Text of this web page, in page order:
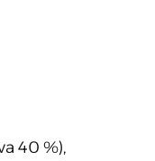
40 %),